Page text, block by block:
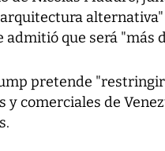
que será "más
pretende
y comerciales de